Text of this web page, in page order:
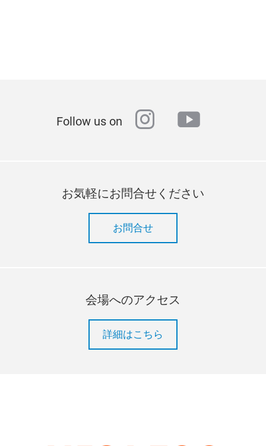
Follow us on instagram
youtube
お気軽にお問合せください
お問合せ
会場へのアクセス
詳細はこちら